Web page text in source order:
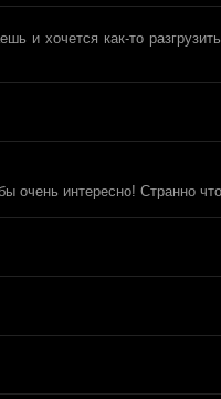
хочется как-то
интересно! Странно